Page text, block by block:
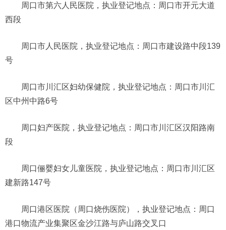
周口市第六人民医院，执业登记地点：周口市开元大道
西段
周口市人民医院，执业登记地点：周口市建设路中段139
号
周口市川汇区妇幼保健院，执业登记地点：周口市川汇
区中州中路6号
周口妇产医院，执业登记地点：周口市川汇区汉阳路南
段
周口俪婴妇女儿童医院，执业登记地点：周口市川汇区
建新路147号
周口港区医院（周口烧伤医院），执业登记地点：周口
港口物流产业集聚区金沙江路与庐山路交叉口